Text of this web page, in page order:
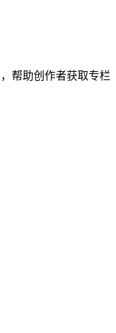
帮助创作者获取专栏